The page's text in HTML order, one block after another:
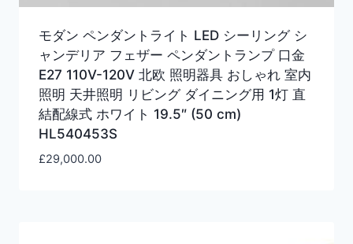
モダン ペンダントライト LED シーリング シ
ャンデリア フェザー ペンダントランプ 口金
E27 110V-120V 北欧 照明器具 おしゃれ 室内
照明 天井照明 リビング ダイニング用 1灯 直
結配線式 ホワイト 19.5″ (50 cm)
HL540453S
£29,000.00